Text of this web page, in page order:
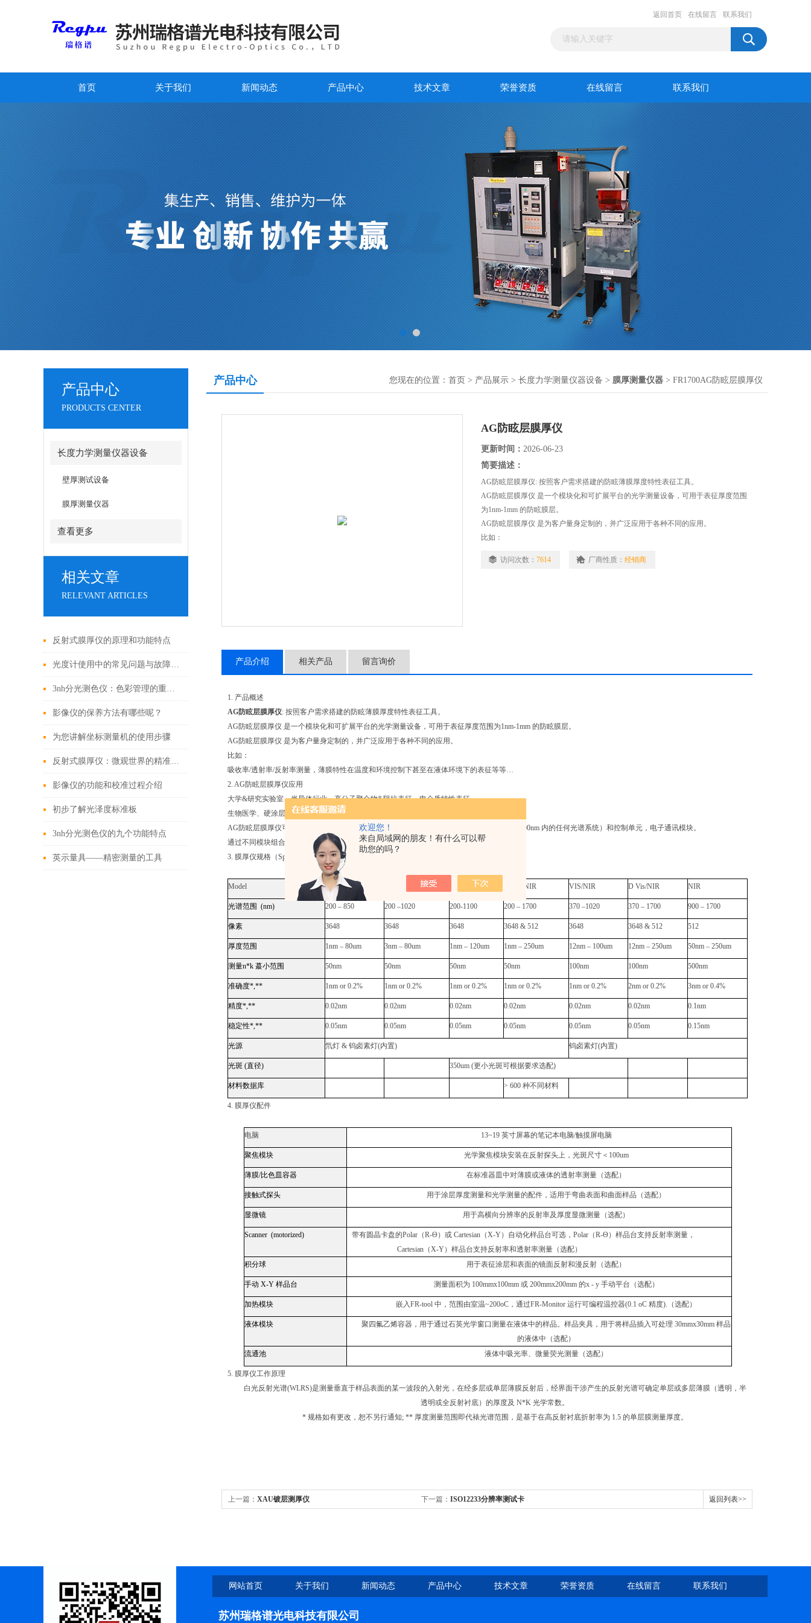
欢迎您！
来自局域网的朋友！有什么可以帮
助您的吗？
返回首页 在线留言 联系我们
首页 关于我们 新闻动态 产品中心 技术文章 荣誉资质 在线留言 联系我们
产品中心
PRODUCTS CENTER
长度力学测量仪器设备
壁厚测试设备
膜厚测量仪器
查看更多
相关文章
RELEVANT ARTICLES
反射式膜厚仪的原理和功能特点
光度计使用中的常见问题与故障处理指南
3nh分光测色仪：色彩管理的重要工具
影像仪的保养方法有哪些呢？
为您讲解坐标测量机的使用步骤
反射式膜厚仪：微观世界的精准测量者
影像仪的功能和校准过程介绍
初步了解光泽度标准板
3nh分光测色仪的九个功能特点
英示量具——精密测量的工具
产品中心 您现在的位置： 首页 > 产品展示 > 长度力学测量仪器设备 > 膜厚测量仪器 > FR1700AG防眩层膜厚仪
AG防眩层膜厚仪
更新时间： 2026-06-23
简要描述：
AG防眩层膜厚仪: 按照客户需求搭建的防眩薄膜厚度特性表征工具。
AG防眩层膜厚仪 是一个模块化和可扩展平台的光学测量设备，可用于表征厚度范围
为1nm-1mm 的防眩膜层。
AG防眩层膜厚仪 是为客户量身定制的，并广泛应用于各种不同的应用。
比如：
等…
访问次数： 7614 厂商性质： 经销商
产品介绍 相关产品 留言询价
1. 产品概述
AG防眩层膜厚仪: 按照客户需求搭建的防眩薄膜厚度特性表征工具。
AG 防眩层膜厚仪 是一个模块化和可扩展平台的光学测量设备，可用于表征厚度范围为1nm-1mm 的防眩膜层。
AG 防眩层膜厚仪 是为客户量身定制的，并广泛应用于各种不同的应用。
比如：
吸收率/透射率/反射率测量，薄膜特性在温度和环境控制下甚至在液体环境下的表征等等…
2. AG 防眩层膜厚仪应用
大学&研究实验室、半导体行业、高分子聚合物&阻抗表征、电介质特性表征、
生物医学、 硬涂层，阳极氧化，金属零件加工、、
AG 防眩层膜厚仪可由用户按需选择装配模块，核心部件包括光源，光谱仪（适用于 200nm-2500nm 内的任何光谱系统）和控制单元，电子通讯模块。
通过不同模块组合，蕞终的配置可以满足任何终端用户的需求。
3. 膜厚仪规格（Specificatins ）
Model UV/Vis UV/NIR -EXT UV/NIR-HR D UV/NIR VIS/NIR D Vis/NIR NIR
光谱范围 (nm) 200 – 850 200 –1020 200-1100 200 – 1700 370 –1020 370 – 1700 900 – 1700
像素 3648 3648 3648 3648 & 512 3648 3648 & 512 512
厚度范围 1nm – 80um 3nm – 80um 1nm – 120um 1nm – 250um 12nm – 100um 12nm – 250um 50nm – 250um
测量n*k蕞小范围 50nm 50nm 50nm 50nm 100nm 100nm 500nm
准确度*,** 1nm or 0.2% 1nm or 0.2% 1nm or 0.2% 1nm or 0.2% 1nm or 0.2% 2nm or 0.2% 3nm or 0.4%
精度*,** 0.02nm 0.02nm 0.02nm 0.02nm 0.02nm 0.02nm 0.1nm
稳定性*,** 0.05nm 0.05nm 0.05nm 0.05nm 0.05nm 0.05nm 0.15nm
光源 氘灯 &钨卤素灯(内置) 钨卤素灯(内置)
光斑 (直径) 350um (更小光斑可根据要求选配)
材料数据库 > 600种不同材料
4. 膜厚仪配件
电脑 13~19 英寸屏幕的笔记本电脑/触摸屏电脑
聚焦模块 光学聚焦模块安装在反射探头上，光斑尺寸＜ 100um
薄膜/比色皿容器 在标准器皿中对薄膜或液体的透射率测量（选配）
接触式探头 用于涂层厚度测量和光学测量的配件，适用于弯曲表面和曲面样品（选配）
显微镜 用于高横向分辨率的反射率及厚度显微测量（选配）
Scanner (motorized) 带有圆晶卡盘的Polar（R-Θ）或 Cartesian（X-Y）自动化样品台可选， Polar（R-Θ）样品台支持反射率测量，
Cartesian （X-Y）样品台支持反射率和透射率测量（选配）
积分球
用于表征涂层和表面的镜面反射和漫反射（选配）
手动 X-Y 样品台 测量面积为 100mmx100mm 或 200mmx200mm 的x - y 手动平台（选配）
加热模块 嵌入FR-tool中，范围由室温~200oC ，通过FR-Monitor运行可编程温控器(0.1 oC精度).（选配）
液体模块 聚四氟乙烯容器，用于通过石英光学窗口测量在液体中的样品。样品夹具， 用于将样品插入可处理 30mmx30mm 样品
的液体中（选配）
流通池
液体中吸光率、微量荧光测量（选配）
5. 膜厚仪工作原理
白光反射光谱(WLRS)是测量垂直于样品表面的某一波段的入射光，在经多层或单层薄膜反射后，经界面干涉产生的反射光谱可确定单层或多层薄膜（透明，半
透明或全反射衬底）的厚度及 N*K 光学常数。
* 规格如有更改，恕不另行通知; ** 厚度测量范围即代裱光谱范围，是基于在高反射衬底折射率为 1.5 的单层膜测量厚度。
上一篇： XAU镀层测厚仪 下一篇： ISO12233分辨率测试卡 返回列表>>
网站首页 关于我们 新闻动态 产品中心 技术文章 荣誉资质 在线留言 联系我们
苏州瑞格谱光电科技有限公司